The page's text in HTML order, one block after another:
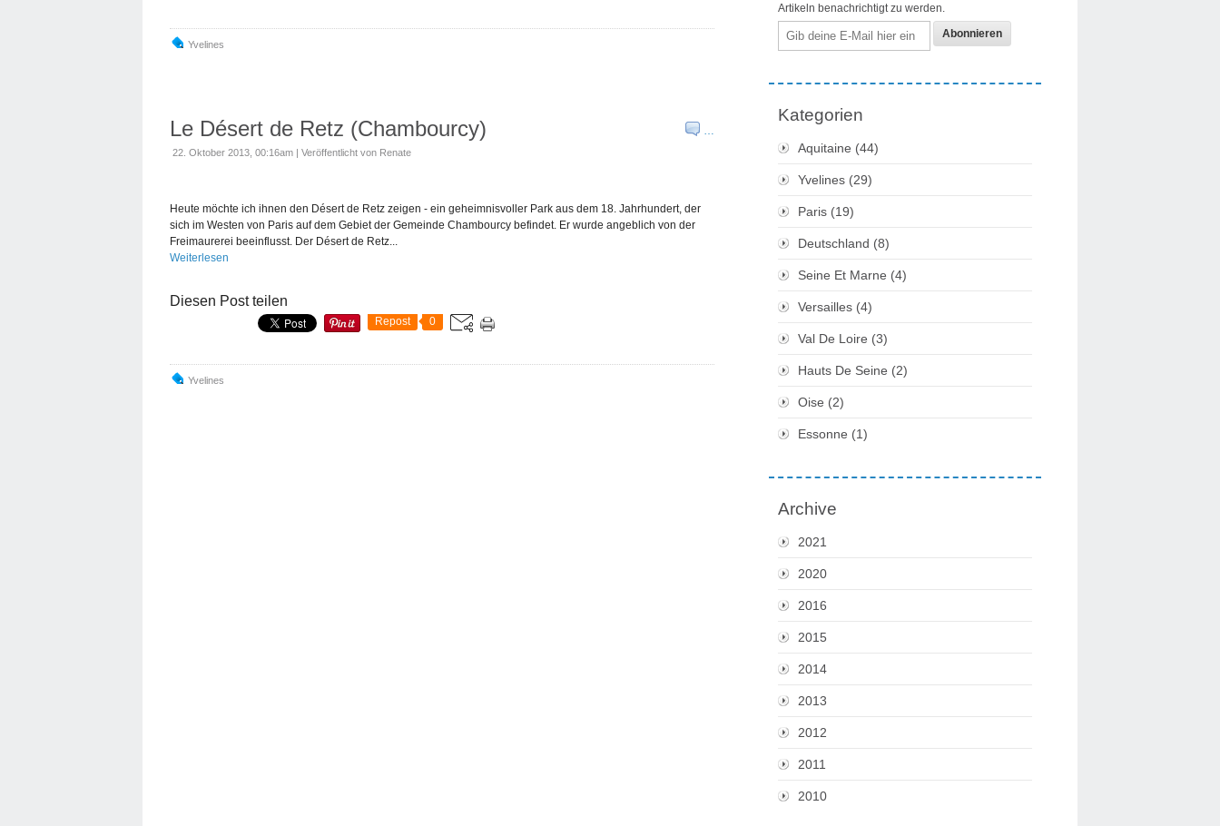
Yvelines
…
Le Désert de Retz (Chambourcy)
22. Oktober 2013, 00:16am | Veröffentlicht von Renate
Heute möchte ich ihnen den Désert de Retz zeigen - ein geheimnisvoller Park aus dem 18. Jahrhundert, der
sich im Westen von Paris auf dem Gebiet der Gemeinde Chambourcy befindet. Er wurde angeblich von der
Freimaurerei beeinflusst. Der Désert de Retz...
Weiterlesen
Diesen Post teilen
Repost 0
Yvelines
Artikeln benachrichtigt zu werden.
Mail
Kategorien
Aquitaine (44)
Yvelines (29)
Paris (19)
Deutschland (8)
Seine Et Marne (4)
Versailles (4)
Val De Loire (3)
Hauts De Seine (2)
Oise (2)
Essonne (1)
Archive
2021
2020
2016
2015
2014
2013
2012
2011
2010